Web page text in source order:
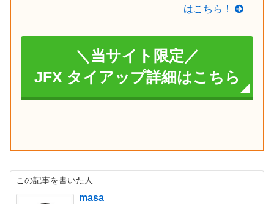
はこちら！
＼当サイト限定／
JFX タイアップ詳細はこちら
この記事を書いた人
masa